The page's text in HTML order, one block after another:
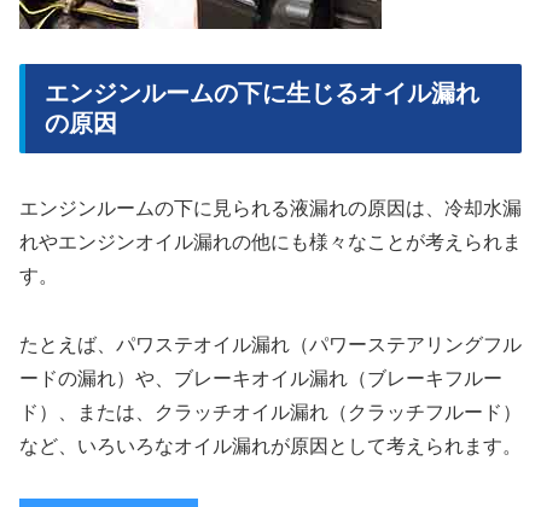
エンジンルームの下に生じるオイル漏れ
の原因
エンジンルームの下に見られる液漏れの原因は、冷却水漏
れやエンジンオイル漏れの他にも様々なことが考えられま
す。
たとえば、パワステオイル漏れ（パワーステアリングフル
ードの漏れ）や、ブレーキオイル漏れ（ブレーキフルー
ド）、または、クラッチオイル漏れ（クラッチフルード）
など、いろいろなオイル漏れが原因として考えられます。